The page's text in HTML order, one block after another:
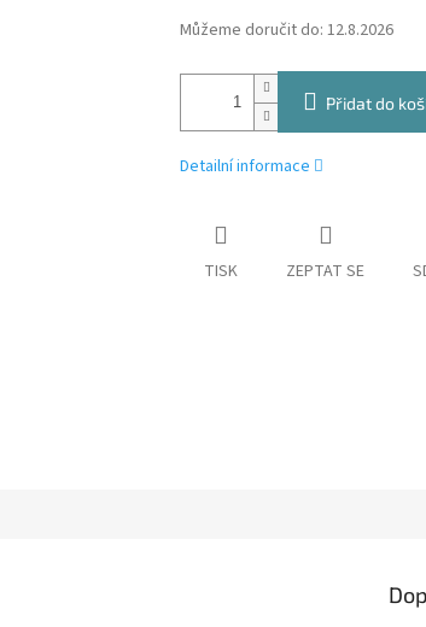
Můžeme doručit do: 12.8.2026
Přidat do
Detailní informace
TISK ZEPTAT SE